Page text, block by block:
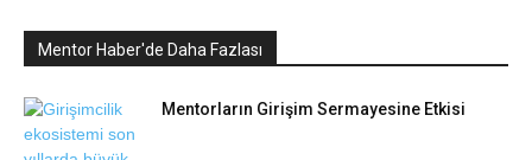
Mentor Haber'de Daha Fazlası
Mentorların Girişim Sermayesine Etkisi